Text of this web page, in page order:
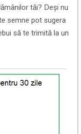
tăi? Deși nu
semne pot sugera
să te trimită la un